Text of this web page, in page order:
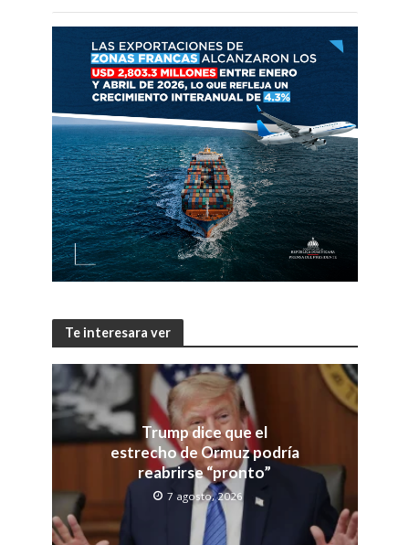
Te interesara ver
Trump dice que el
estrecho de Ormuz podría
reabrirse “pronto”
7 agosto, 2026